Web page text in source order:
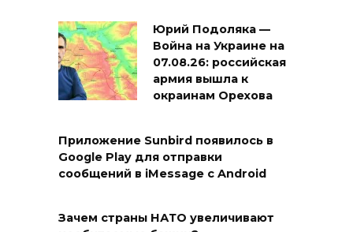
Юрий Подоляка —
Война на Украине на
07.08.26: российская
армия вышла к
окраинам Орехова
Приложение Sunbird появилось в
Google Play для отправки
сообщений в iMessage с Android
Зачем страны НАТО увеличивают